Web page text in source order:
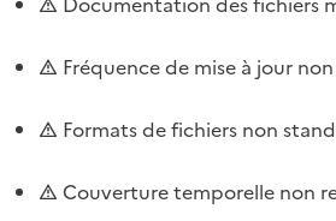
Fréquence de mise à jour
Formats de fichiers non
Couverture temporelle non